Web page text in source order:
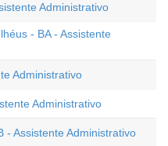
Administrativo
- BA - Assistente
Administrativo
Administrativo
- Assistente Administrativo